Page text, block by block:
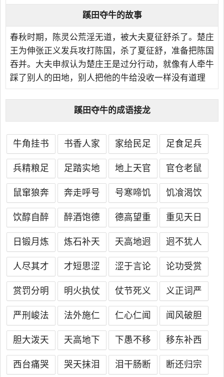
蹊田夺牛的故事
春秋时期，陈灵公荒淫无道，被大夫夏征舒杀了。楚庄
王为伸张正义发兵攻打陈国，杀了夏征舒，准备把陈国
吞并。大夫申叔认为楚庄王是过分行动，就像有人牵牛
踩了别人的田地，别人把他的牛给没收一样没有道理
蹊田夺牛的成语接龙
牛角挂书 书香人家 家给民足 足食足兵
兵精粮足 足踏实地 地上天官 官仓老鼠
鼠窜狼奔 奔走呼号 号寒啼饥 饥飡渴饮
饮醇自醉 醉酒饱德 德高望重 重见天日
日锻月炼 炼石补天 天高地迥 迥不犹人
人尽其才 才短思涩 涩于言论 论功受赏
赏罚分明 明火执仗 仗节死义 义正词严
严刑峻法 法外施仁 仁心仁闻 闻风破胆
胆大泼天 天高地下 下愚不移 移东补西
西台痛哭 哭天抹泪 泪干肠断 断还归宗